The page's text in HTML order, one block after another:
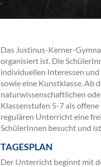
Das Justinus-Kerner-
organisiert ist. Die
individuellen Interessen
sowie eine Kunstklasse. Ab
naturwissenschaftlichen
Klassenstufen 5-7 als
regulären Unterricht eine
SchülerInnen besucht und
TAGESPLAN
Der Unterricht beginnt mit